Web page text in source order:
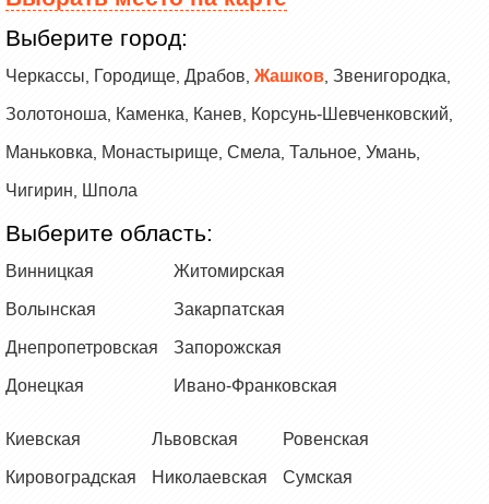
Выберите город:
Черкассы Городище Драбов Жашков Звенигородка
Золотоноша Каменка Канев Корсунь-Шевченковский
Маньковка Монастырище Смела Тальное Умань
Чигирин Шпола
Выберите область:
Винницкая
Волынская
Днепропетровская
Донецкая
Житомирская
Закарпатская
Запорожская
Ивано-Франковская
Киевская
Кировоградская
Львовская
Николаевская
Ровенская
Сумская